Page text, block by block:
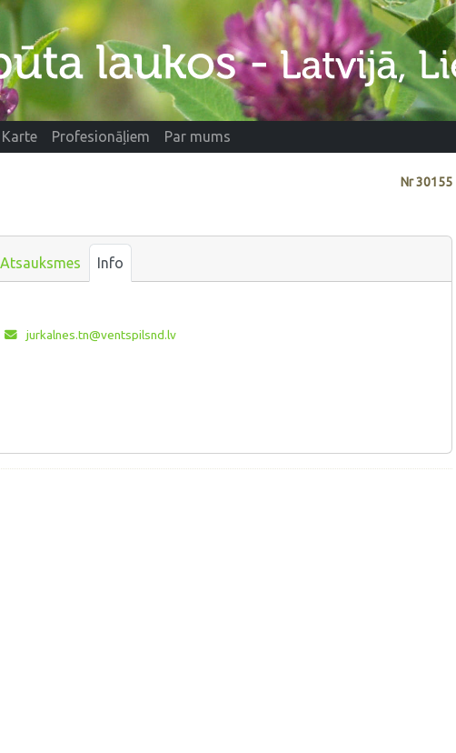
Karte Profesionāļiem Par mums
Nr30155
Atsauksmes Info
jurkalnes.tn@ventspilsnd.lv